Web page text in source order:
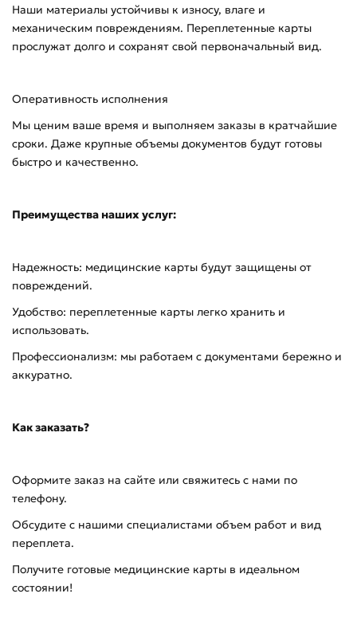
Наши материалы устойчивы к износу, влаге и
механическим повреждениям. Переплетенные карты
прослужат долго и сохранят свой первоначальный вид.
Оперативность исполнения
Мы ценим ваше время и выполняем заказы в кратчайшие
сроки. Даже крупные объемы документов будут готовы
быстро и качественно.
Преимущества наших услуг:
Надежность: медицинские карты будут защищены от
повреждений.
Удобство: переплетенные карты легко хранить и
использовать.
Профессионализм: мы работаем с документами бережно и
аккуратно.
Как заказать?
Оформите заказ на сайте или свяжитесь с нами по
телефону.
Обсудите с нашими специалистами объем работ и вид
переплета.
Получите готовые медицинские карты в идеальном
состоянии!